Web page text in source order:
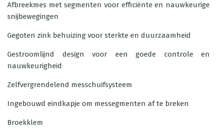
Afbreekmes met segmenten voor efficiënte en nauwkeurige
snijbewegingen
Gegoten zink behuizing voor sterkte en duurzaamheid
Gestroomlijnd design voor een goede controle en
nauwkeurigheid
Zelfvergrendelend messchuifsysteem
Ingebouwd eindkapje om messegmenten af te breken
Broekklem